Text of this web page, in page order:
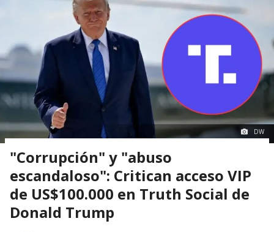
DW
"Corrupción" y "abuso
escandaloso": Critican acceso VIP
de US$100.000 en Truth Social de
Donald Trump